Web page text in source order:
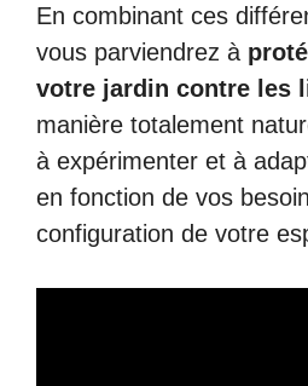
En combinant ces
vous parviendrez à
votre jardin contre les
manière totalement
à expérimenter et à
en fonction de vos
configuration de votre